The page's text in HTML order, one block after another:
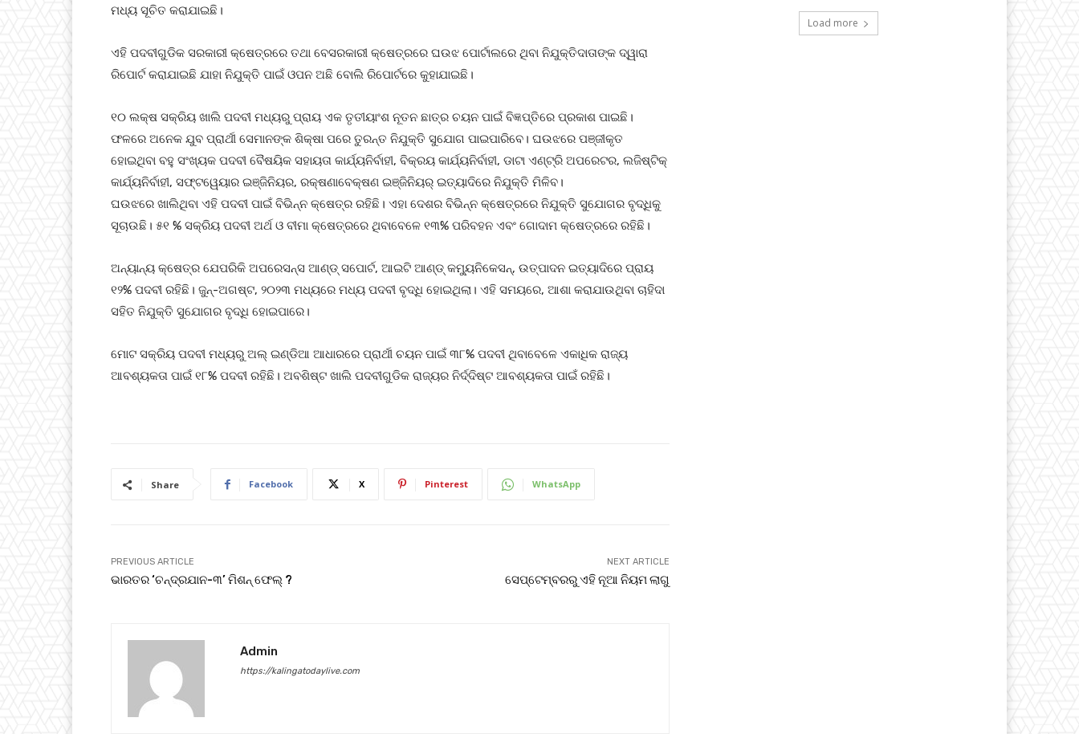
ମଧ୍ୟ ସୂଚିତ କରାଯାଇଛି।
ଏହି ପଦବୀଗୁଡିକ ସରକାରୀ କ୍ଷେତ୍ରରେ ତଥା ବେସରକାରୀ କ୍ଷେତ୍ରରେ ଘଉଝ ପୋର୍ଟାଲରେ ଥିବା ନିଯୁକ୍ତିଦାତାଙ୍କ ଦ୍ୱାରା
ରିପୋର୍ଟ କରାଯାଇଛି ଯାହା ନିଯୁକ୍ତି ପାଇଁ ଓପନ ଅଛି ବୋଲି ରିପୋର୍ଟରେ କୁହାଯାଇଛି।
୧୦ ଲକ୍ଷ ସକ୍ରିୟ ଖାଲି ପଦବୀ ମଧ୍ୟରୁ ପ୍ରାୟ ଏକ ତୃତୀୟାଂଶ ନୂତନ ଛାତ୍ର ଚୟନ ପାଇଁ ବିଜ୍ଞପ୍ତିରେ ପ୍ରକାଶ ପାଇଛି।
ଫଳରେ ଅନେକ ଯୁବ ପ୍ରାର୍ଥୀ ସେମାନଙ୍କ ଶିକ୍ଷା ପରେ ତୁରନ୍ତ ନିଯୁକ୍ତି ସୁଯୋଗ ପାଇପାରିବେ। ଘଉଝରେ ପଞ୍ଜୀକୃତ
ହୋଇଥିବା ବହୁ ସଂଖ୍ୟକ ପଦବୀ ବୈଷୟିକ ସହାୟତା କାର୍ଯ୍ୟନିର୍ବାହୀ, ବିକ୍ରୟ କାର୍ଯ୍ୟନିର୍ବାହୀ, ଡାଟା ଏଣ୍ଟ୍ରି ଅପରେଟର, ଲଜିଷ୍ଟିକ୍
କାର୍ଯ୍ୟନିର୍ବାହୀ, ସଫ୍ଟୱେୟାର ଇଞ୍ଜିନିୟର, ରକ୍ଷଣାବେକ୍ଷଣ ଇଞ୍ଜିନିୟର୍ ଇତ୍ୟାଦିରେ ନିଯୁକ୍ତି ମିଳିବ।
ଘଉଝରେ ଖାଲିଥିବା ଏହି ପଦବୀ ପାଇଁ ବିଭିନ୍ନ କ୍ଷେତ୍ର ରହିଛି। ଏହା ଦେଶର ବିଭିନ୍ନ କ୍ଷେତ୍ରରେ ନିଯୁକ୍ତି ସୁଯୋଗର ବୃଦ୍ଧିକୁ
ସୂଚାଉଛି। ୫୧ % ସକ୍ରିୟ ପଦବୀ ଅର୍ଥ ଓ ବୀମା କ୍ଷେତ୍ରରେ ଥିବାବେଳେ ୧୩% ପରିବହନ ଏବଂ ଗୋଦାମ କ୍ଷେତ୍ରରେ ରହିଛି।
ଅନ୍ୟାନ୍ୟ କ୍ଷେତ୍ର ଯେପରିକି ଅପରେସନ୍ସ ଆଣ୍ଡ୍ ସପୋର୍ଟ, ଆଇଟି ଆଣ୍ଡ୍ କମ୍ୟୁନିକେସନ୍, ଉତ୍ପାଦନ ଇତ୍ୟାଦିରେ ପ୍ରାୟ
୧୨% ପଦବୀ ରହିଛି। ଜୁନ୍-ଅଗଷ୍ଟ, ୨୦୨୩ ମଧ୍ୟରେ ମଧ୍ୟ ପଦବୀ ବୃଦ୍ଧି ହୋଇଥିଲା। ଏହି ସମୟରେ, ଆଶା କରାଯାଉଥିବା ଚାହିଦା
ସହିତ ନିଯୁକ୍ତି ସୁଯୋଗର ବୃଦ୍ଧି ହୋଇପାରେ।
ମୋଟ ସକ୍ରିୟ ପଦବୀ ମଧ୍ୟରୁ ଅଲ୍ ଇଣ୍ଡିଆ ଆଧାରରେ ପ୍ରାର୍ଥୀ ଚୟନ ପାଇଁ ୩୮% ପଦବୀ ଥିବାବେଳେ ଏକାଧିକ ରାଜ୍ୟ
ଆବଶ୍ୟକତା ପାଇଁ ୧୮% ପଦବୀ ରହିଛି। ଅବଶିଷ୍ଟ ଖାଲି ପଦବୀଗୁଡିକ ରାଜ୍ୟର ନିର୍ଦ୍ଦିଷ୍ଟ ଆବଶ୍ୟକତା ପାଇଁ ରହିଛି।
Share Facebook X Pinterest WhatsApp
PREVIOUS ARTICLE
ଭାରତର ‘ଚନ୍ଦ୍ରଯାନ-୩’ ମିଶନ୍ ଫେଲ୍ ?
NEXT ARTICLE
ସେପ୍ଟେମ୍ବରରୁ ଏହି ନୂଆ ନିୟମ ଲାଗୁ
Admin
https://kalingatodaylive.com
Load more